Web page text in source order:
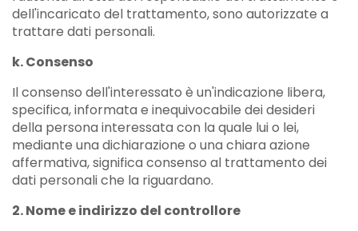
dell'incaricato del trattamento, sono autorizzate a
trattare dati personali.
k. Consenso
Il consenso dell'interessato è un'indicazione libera,
specifica, informata e inequivocabile dei desideri
della persona interessata con la quale lui o lei,
mediante una dichiarazione o una chiara azione
affermativa, significa consenso al trattamento dei
dati personali che la riguardano.
2. Nome e indirizzo del controllore